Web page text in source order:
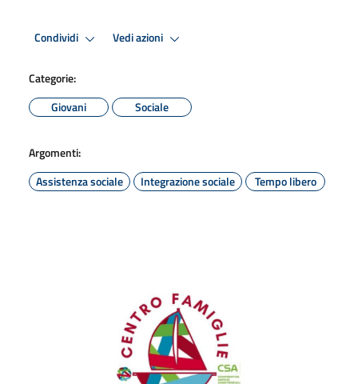
Condividi Vedi azioni
Categorie:
Giovani
Sociale
Argomenti:
Assistenza sociale
Integrazione sociale Tempo libero